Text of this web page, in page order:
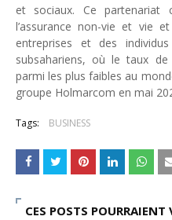
et sociaux. Ce partenariat
l’assurance non-vie et vie
entreprises et des
subsahariens, où le taux de
parmi les plus faibles au
groupe Holmarcom en mai
Tags: BUSINESS
CES POSTS POURRAIENT